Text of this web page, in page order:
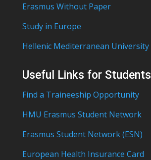
Erasmus Without Paper
Study in Europe
Hellenic Mediterranean University
Useful Links for Students
Find a Traineeship Opportunity
HMU Erasmus Student Network
Erasmus Student Network (ESN)
European Health Insurance Card